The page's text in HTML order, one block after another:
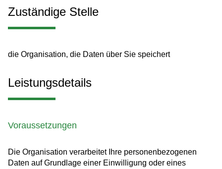
Zuständige Stelle
die Organisation, die Daten über Sie speichert
Leistungsdetails
Voraussetzungen
Die Organisation verarbeitet Ihre personenbezogenen
Daten auf Grundlage einer Einwilligung oder eines